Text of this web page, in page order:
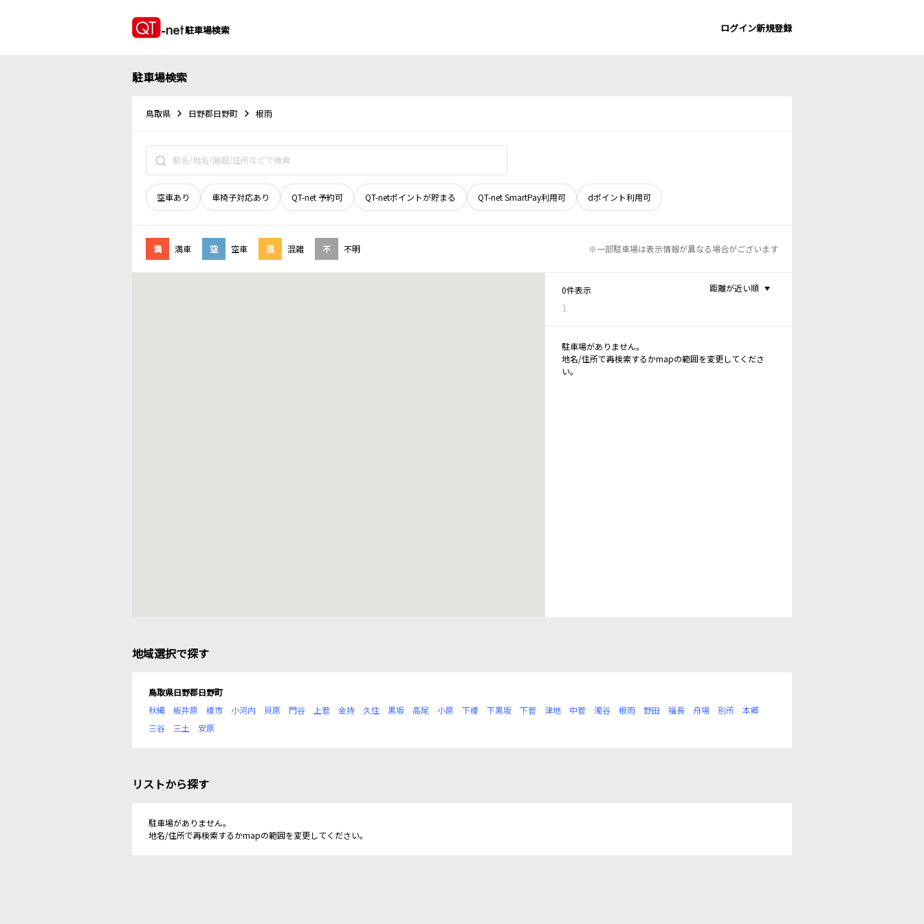
駐車場検索 ログイン新規登録
駐車場検索
鳥取県 日野郡日野町 根雨
空車あり 車椅子対応あり QT-net 予約可 QT-netポイントが貯まる QT-net SmartPay利用可 dポイント利用可
満 満車 空 空車 混 混雑 不 不明 ※一部駐車場は表示情報が異なる場合がございます
0件表示
1
距離が近い順
駐車場がありません。
地名/住所で再検索するかmapの範囲を変更してくださ
い。
地域選択で探す
鳥取県日野郡日野町
秋縄
板井原 榎市 小河内 貝原 門谷 上菅 金持 久住 黒坂 高尾 小原 下榎 下黒坂 下菅 津地 中菅 濁谷 根雨 野田 福長 舟場 別所
本郷
三谷
三土 安原
リストから探す
駐車場がありません。
地名/住所で再検索するかmapの範囲を変更してください。